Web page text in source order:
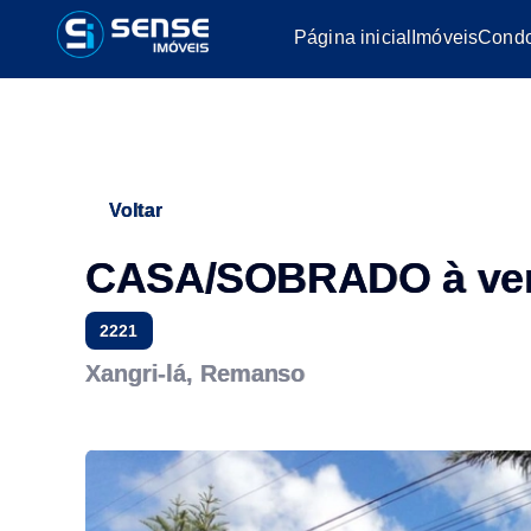
Página inicial Imóveis
Voltar
CASA/SOBRADO à
2221
Xangri-lá, Remanso